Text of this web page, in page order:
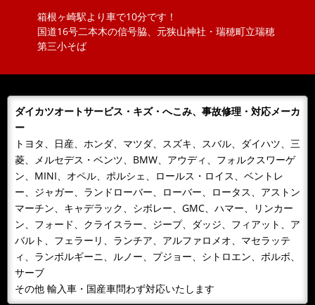
2018/11/20 NEWS
ボジョレーヌーボ！！
客様にその年のボジョレーをさしあげております。ご購
入の皆様 ありがとうございまし...
カレンダーをお送りします。
今年もあとわずか、来年のカレンダーが届きました！！
日頃、お世話になっているお客様へお届けいたします。
どうぞよろしくお願いいたします...
2018/10/09
NEWS
１０月９日 整備主任者技術講習
１０月９日 整備主任者技術講習会の為ＡＭ１０：００
～ＰＭ４：３０ごろまで工場を閉めています。緊急の場
合携帯に転送となるため042-...
箱根ヶ崎駅より車で10分です！
国道16号二本木の信号脇、元狭山神社・瑞穂町立瑞穂
第三小そば
ダイカツオートサービス・キズ・へこみ、事故修理・対応メーカ
ー
トヨタ、日産、ホンダ、マツダ、スズキ、スバル、ダイハツ、三
菱、メルセデス・ベンツ、BMW、アウディ、フォルクスワーゲ
ン、MINI、オペル、ポルシェ、ロールス・ロイス、ベントレ
ー、ジャガー、ランドローバー、ローバー、ロータス、アストン
マーチン、キャデラック、シボレー、GMC、ハマー、リンカー
ン、フォード、クライスラー、ジープ、ダッジ、フィアット、ア
バルト、フェラーリ、ランチア、アルファロメオ、マセラッテ
ィ、ランボルギーニ、ルノー、プジョー、シトロエン、ボルボ、
サーブ
その他 輸入車・国産車問わず対応いたします